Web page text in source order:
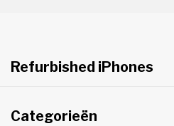
Refurbished iPhones
Categorieën